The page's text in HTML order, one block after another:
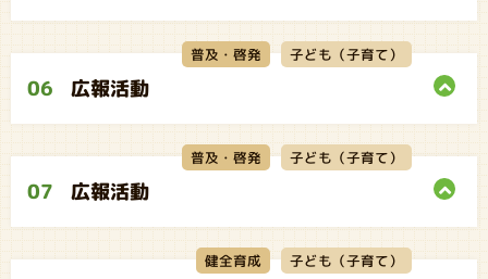
06 広報活動
普及・啓発 子ども（子育て）
07 広報活動
普及・啓発 子ども（子育て）
健全育成 子ども（子育て）